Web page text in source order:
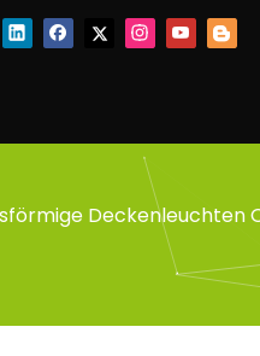
Deckenleuchten